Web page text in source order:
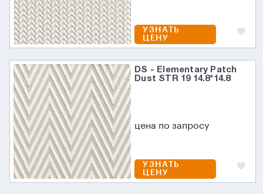
УЗНАТЬ
ЦЕНУ
DS - Elementary Patch
Dust STR 19 14.8*14.8
цена по запросу
УЗНАТЬ
ЦЕНУ